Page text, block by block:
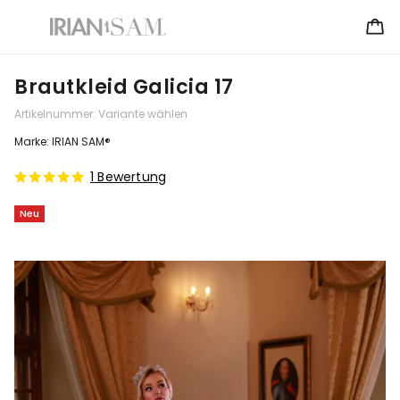
Brautkleid Galicia 17
Artikelnummer: Variante wählen
Neu
1 Bewertung
Marke: IRIAN SAM®